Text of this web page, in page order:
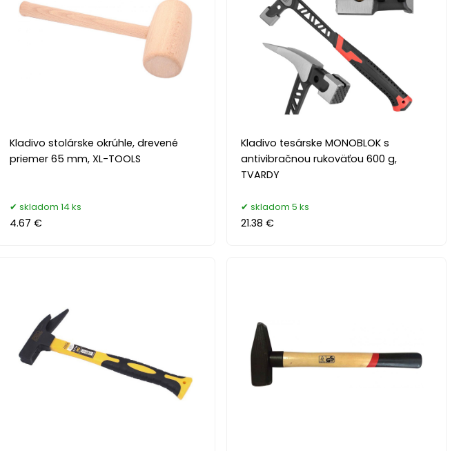
Kladivo stolárske okrúhle, drevené
priemer 65 mm, XL-TOOLS
skladom 14 ks
4.67 €
Kladivo tesárske MONOBLOK s
antivibračnou rukoväťou 600 g,
TVARDY
skladom 5 ks
21.38 €